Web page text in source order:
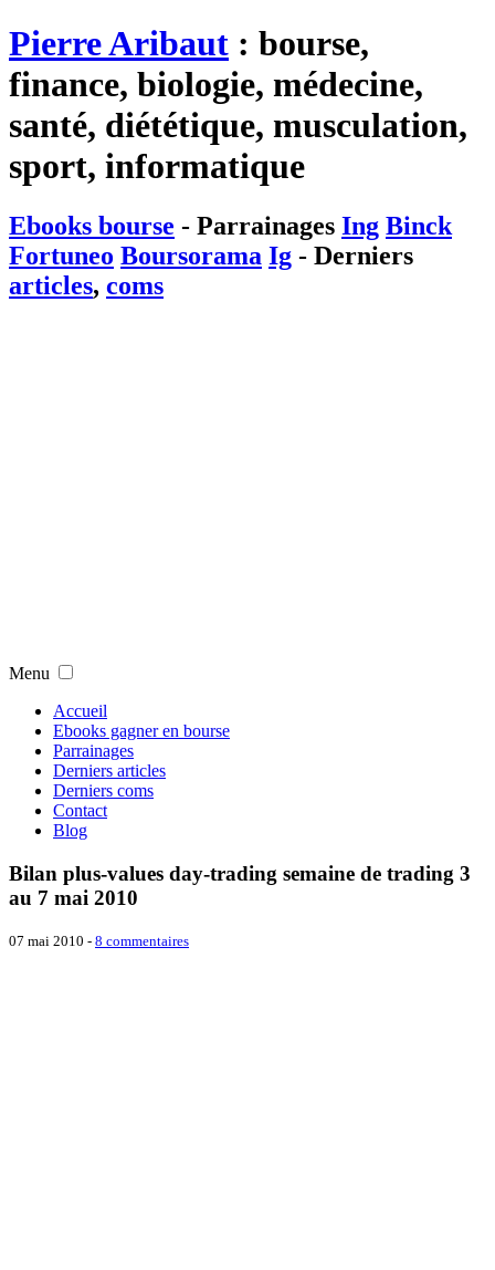
Pierre Aribaut : bourse,
finance, biologie, médecine,
santé, diététique, musculation,
sport, informatique
Ebooks bourse - Parrainages Ing Binck
Fortuneo Boursorama Ig - Derniers
articles, coms
Menu
Accueil
Ebooks gagner en bourse
Parrainages
Derniers articles
Derniers coms
Contact
Blog
Bilan plus-values day-trading semaine de trading 3
au 7 mai 2010
07 mai 2010 - 8 commentaires